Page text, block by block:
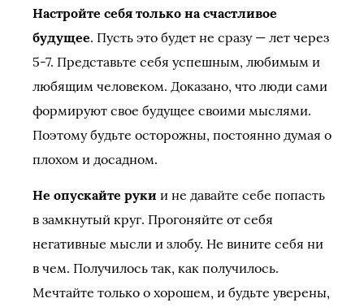
Настройте себя только на счастливое
будущее. Пусть это будет не сразу — лет через
5-7. Представьте себя успешным, любимым и
любящим человеком. Доказано, что люди сами
формируют свое будущее своими мыслями.
Поэтому будьте осторожны, постоянно думая о
плохом и досадном.
Не опускайте руки и не давайте себе попасть
в замкнутый круг. Прогоняйте от себя
негативные мысли и злобу. Не вините себя ни
в чем. Получилось так, как получилось.
Мечтайте только о хорошем, и будьте уверены,